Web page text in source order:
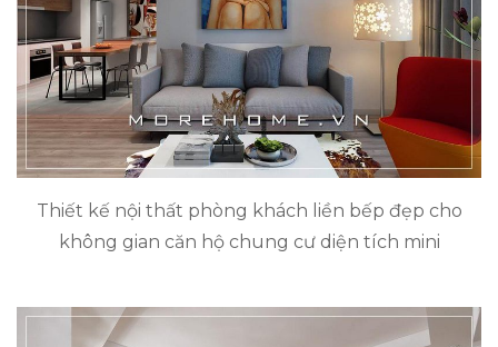
Thiết kế nội thất phòng khách liền bếp đẹp cho
không gian căn hộ chung cư diện tích mini